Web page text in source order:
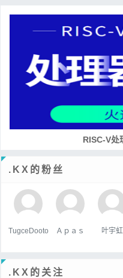
RISC-V处
.KX的粉丝
TugceDooto Ａｐａｓ 叶宇虹
.KX的关注